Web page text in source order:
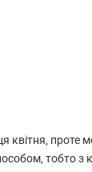
тобто з